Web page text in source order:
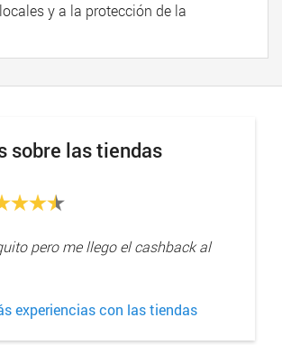
y a la protección de la
sobre las tiendas
pero me llego el cashback al
experiencias con las tiendas